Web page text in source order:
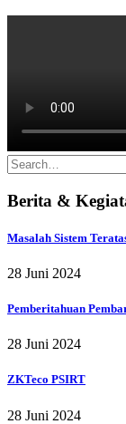
Berita &
Masalah Sistem
28 Juni 2024
Pemberitahuan
28 Juni 2024
ZKTeco PSIRT
28 Juni 2024